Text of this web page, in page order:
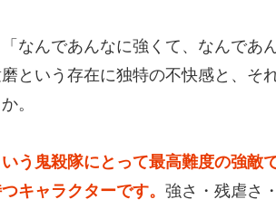
なんであんなに強くて、なんであ
いう存在に独特の不快感と、そ
。
う鬼殺隊にとって最高難度の強敵
キャラクターです。 強さ・残虐さ